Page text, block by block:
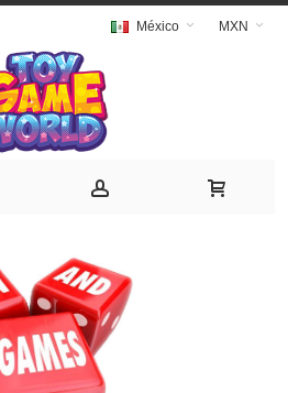
MXN
México